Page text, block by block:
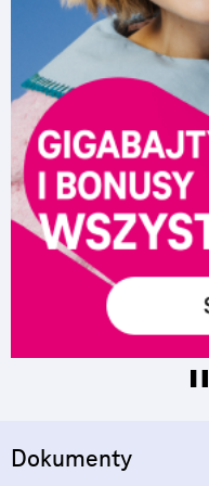
Dokumenty